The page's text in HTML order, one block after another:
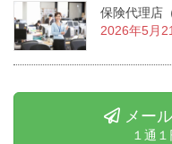
保険代理店
2026年5月
メー
１通